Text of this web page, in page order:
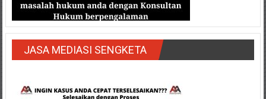
JASA MEDIASI SENGKETA